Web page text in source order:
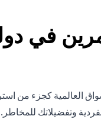
في دولة
العالمية كجزء من
وتفضيلاتك